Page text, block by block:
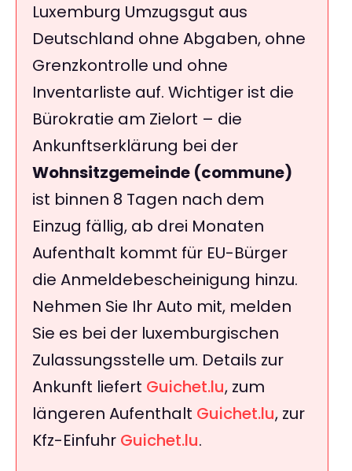
Luxemburg Umzugsgut aus
Deutschland ohne Abgaben, ohne
Grenzkontrolle und ohne
Inventarliste auf. Wichtiger ist die
Bürokratie am Zielort – die
Ankunftserklärung bei der
Wohnsitzgemeinde (commune)
ist binnen 8 Tagen nach dem
Einzug fällig, ab drei Monaten
Aufenthalt kommt für EU-Bürger
die Anmeldebescheinigung hinzu.
Nehmen Sie Ihr Auto mit, melden
Sie es bei der luxemburgischen
Zulassungsstelle um. Details zur
Ankunft liefert Guichet.lu, zum
längeren Aufenthalt Guichet.lu, zur
Kfz-Einfuhr Guichet.lu.